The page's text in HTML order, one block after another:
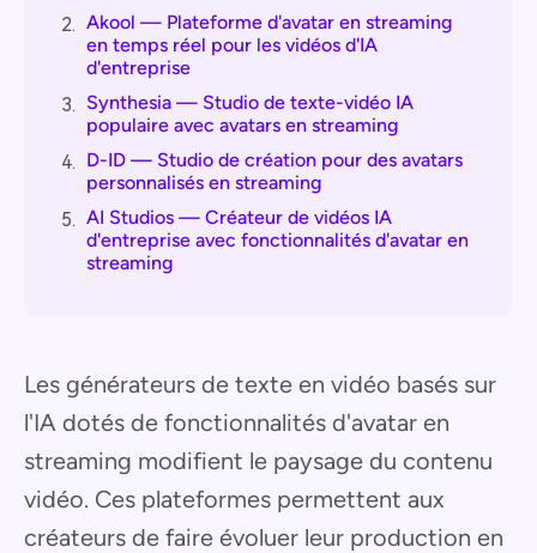
2. Akool — Plateforme d'avatar en streaming
en temps réel pour les vidéos d'IA
d'entreprise
3. Synthesia — Studio de texte-vidéo IA
populaire avec avatars en streaming
4. D-ID — Studio de création pour des avatars
personnalisés en streaming
5. AI Studios — Créateur de vidéos IA
d'entreprise avec fonctionnalités d'avatar en
streaming
Les générateurs de texte en vidéo basés sur
l'IA dotés de fonctionnalités d'avatar en
streaming modifient le paysage du contenu
vidéo. Ces plateformes permettent aux
créateurs de faire évoluer leur production en